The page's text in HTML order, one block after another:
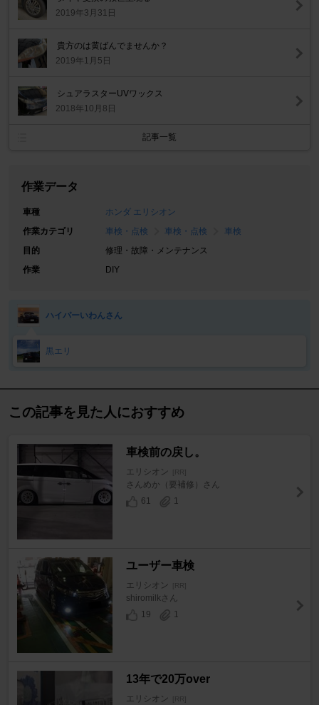
2019年3月31日
貴方のは黄ばんでませんか？
2019年1月5日
シュアラスターUVワックス
2018年10月8日
記事一覧
作業データ
車種
ホンダ エリシオン
作業カテゴリ
車検・点検 車検・点検
車検
目的
修理・故障・メンテナンス
作業
DIY
ハイパーいわんさん
黒エリ
この記事を見た人におすすめ
車検前の戻し。
エリシオン [RR]
さんめか（要補修）さん
61
1
ユーザー車検
エリシオン [RR]
shiromilkさん
19
1
13年で20万over
エリシオン [RR]